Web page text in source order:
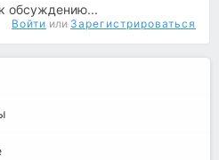
обсуждению...
Войти или Зарегистрироваться